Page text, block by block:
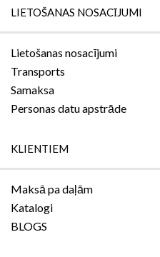
LIETOŠANAS NOSACĪJUMI
Lietošanas nosacījumi
Transports
Samaksa
Personas datu apstrāde
KLIENTIEM
Maksā pa daļām
Katalogi
BLOGS